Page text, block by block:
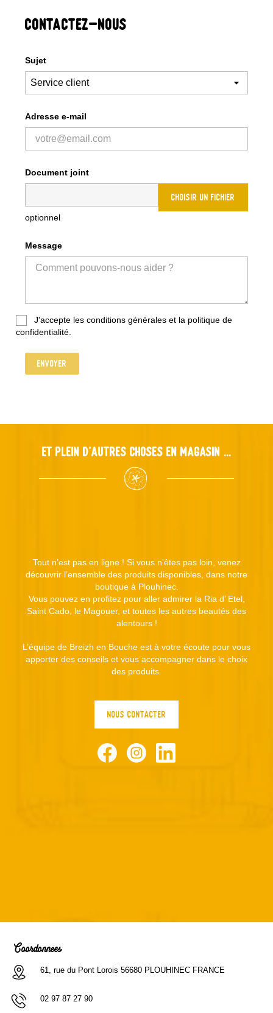
CONTACTEZ-NOUS
Sujet
Adresse e-mail
Document joint
CHOISIR UN FICHIER
optionnel
Message
J'accepte les conditions générales et la politique de
confidentialité.
Et plein d'autres choses en magasin ...
Tout n’est pas en ligne ! Si vous n’êtes pas loin, venez
découvrir l’ensemble des produits disponibles, dans notre
boutique à Plouhinec.
Vous pouvez en profitez pour aller admirer la Ria d’ Etel,
Saint Cado, le Magouer, et toutes les autres beautés des
alentours !
L’équipe de Breizh en Bouche est à votre écoute pour vous
apporter des conseils et vous accompagner dans le choix
des produits.
NOUS CONTACTER
FacebookInstagram
Coordonnées
61, rue du Pont Lorois 56680 PLOUHINEC FRANCE
02 97 87 27 90